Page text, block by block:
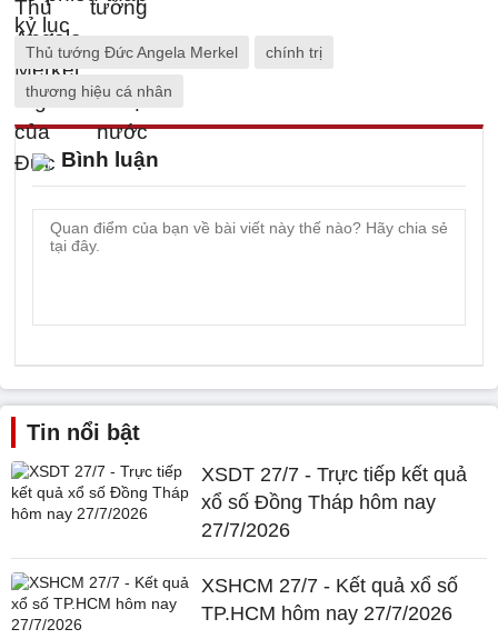
Thủ tướng Đức Angela Merkel chính trị
thương hiệu cá nhân
Bình luận
Tin nổi bật
XSDT 27/7 - Trực tiếp kết quả
xổ số Đồng Tháp hôm nay
27/7/2026
XSHCM 27/7 - Kết quả xổ số
TP.HCM hôm nay 27/7/2026